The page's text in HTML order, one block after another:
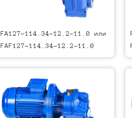
FA127-114.34-12.2-11.0 или
FAF127-114.34-12.2-11.0